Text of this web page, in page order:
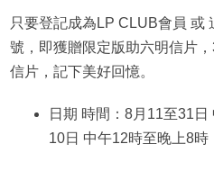
只要登記成為LP CLUB會員 或
號，即獲贈限定版助六明信片
信片，記下美好回憶。
日期 時間：8月11至31
10日 中午12時至晚上8時